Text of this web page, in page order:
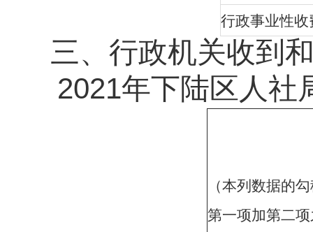
行政事业性收
三、行政机关收到
2021年下陆区人社
（本列数据的
第一项加第二